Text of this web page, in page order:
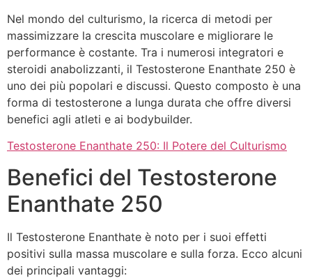
Nel mondo del culturismo, la ricerca di metodi per
massimizzare la crescita muscolare e migliorare le
performance è costante. Tra i numerosi integratori e
steroidi anabolizzanti, il Testosterone Enanthate 250 è
uno dei più popolari e discussi. Questo composto è una
forma di testosterone a lunga durata che offre diversi
benefici agli atleti e ai bodybuilder.
Testosterone Enanthate 250: Il Potere del Culturismo
Benefici del Testosterone
Enanthate 250
Il Testosterone Enanthate è noto per i suoi effetti
positivi sulla massa muscolare e sulla forza. Ecco alcuni
dei principali vantaggi: